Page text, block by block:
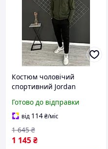
Костюм чоловічий
спортивний Jordan
манжетом, Хакі костюми
модні весна осінь
Готово до відправки
від 114₴/міс
1 145₴
1 645 ₴